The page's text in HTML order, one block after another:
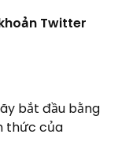
Twitter
bắt đầu bằng
thức của